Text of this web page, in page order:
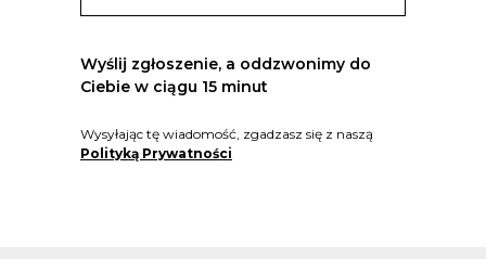
Wysyłając tę wiadomość, zgadzasz się z naszą
Polityką Prywatności
Wyślij zgłoszenie, a oddzwonimy do
Ciebie w ciągu 15 minut